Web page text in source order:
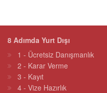
8 Adımda Yurt Dışı
1 - Ücretsiz Danışmanlık
2 - Karar Verme
3 - Kayıt
4 - Vize Hazırlık